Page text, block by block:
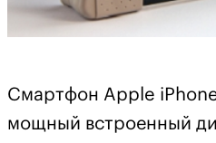
Смартфон Apple
мощный встроенный